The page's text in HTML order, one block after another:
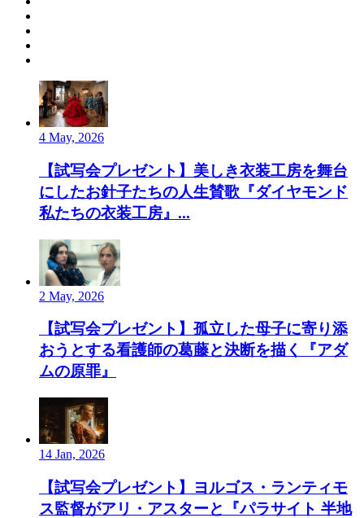
4 May, 2026
【試写会プレゼント】美しき衣装工房を舞台
にしたお針子たちの人生賛歌『ダイヤモンド
私たちの衣装工房』...
2 May, 2026
【試写会プレゼント】孤立した母子に寄り添
おうとする看護師の葛藤と決断を描く『アダ
ムの原罪』
14 Jan, 2026
【試写会プレゼント】ヨルゴス・ランティモ
ス監督がアリ・アスターと『パラサイト 半地